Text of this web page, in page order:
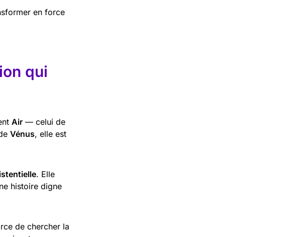
en force
qui
Air — celui de
Vénus, elle est
. Elle
histoire digne
de chercher la